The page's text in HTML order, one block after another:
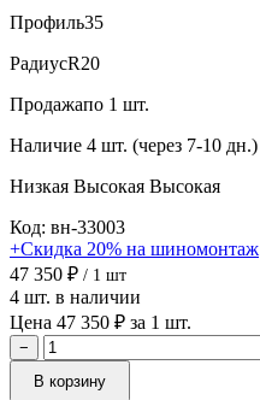
Профиль35
РадиусR20
Продажапо 1 шт.
Наличие 4 шт. (через 7-10 дн.)
Низкая Высокая Высокая
Код: вн-33003
+Скидка 20% на шиномонтаж
47 350 ₽ / 1 шт
4 шт. в наличии
Цена 47 350 ₽ за 1 шт.
−
В корзину